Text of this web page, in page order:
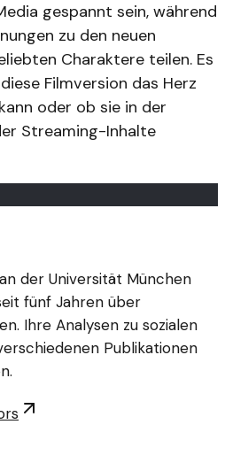
gespannt sein, während
zu den neuen
Charaktere teilen. Es
Filmversion das Herz
oder ob sie in der
Streaming-Inhalte
der Universität München
fünf Jahren über
Ihre Analysen zu sozialen
Publikationen